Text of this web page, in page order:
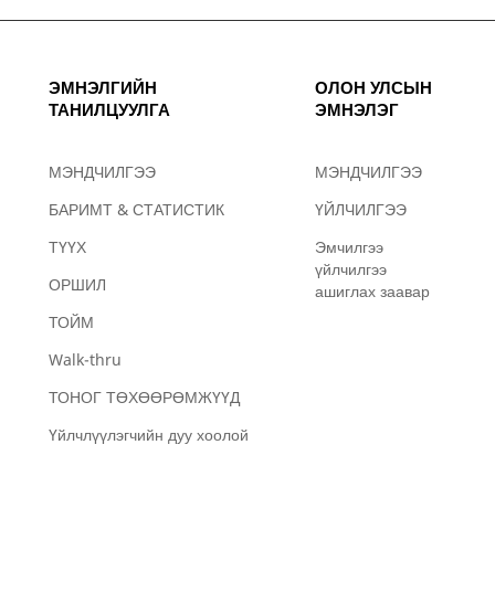
ЭМНЭЛГИЙН
ТАНИЛЦУУЛГА
МЭНДЧИЛГЭЭ
БАРИМТ & СТАТИСТИК
ТҮҮХ
ОРШИЛ
ТОЙМ
Walk-thru
ТОНОГ ТӨХӨӨРӨМЖҮҮД
Үйлчлүүлэгчийн дуу хоолой
ОЛОН УЛСЫН
ЭМНЭЛЭГ
МЭНДЧИЛГЭЭ
ҮЙЛЧИЛГЭЭ
Эмчилгээ
үйлчилгээ
ашиглах заавар